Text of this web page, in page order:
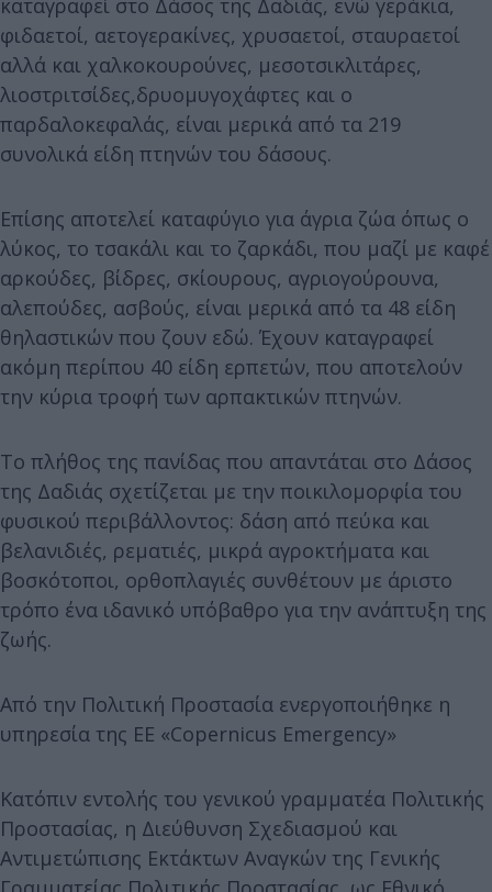
καταγραφεί στο Δάσος της Δαδιάς, ενώ γεράκια,
φιδαετοί, αετογερακίνες, χρυσαετοί, σταυραετοί
αλλά και χαλκοκουρούνες, μεσοτσικλιτάρες,
λιοστριτσίδες,δρυομυγοχάφτες και ο
παρδαλοκεφαλάς, είναι μερικά από τα 219
συνολικά είδη πτηνών του δάσους.
Επίσης αποτελεί καταφύγιο για άγρια ζώα όπως ο
λύκος, το τσακάλι και το ζαρκάδι, που μαζί με καφέ
αρκούδες, βίδρες, σκίουρους, αγριογούρουνα,
αλεπούδες, ασβούς, είναι μερικά από τα 48 είδη
θηλαστικών που ζουν εδώ. Έχουν καταγραφεί
ακόμη περίπου 40 είδη ερπετών, που αποτελούν
την κύρια τροφή των αρπακτικών πτηνών.
Το πλήθος της πανίδας που απαντάται στο Δάσος
της Δαδιάς σχετίζεται με την ποικιλομορφία του
φυσικού περιβάλλοντος: δάση από πεύκα και
βελανιδιές, ρεματιές, μικρά αγροκτήματα και
βοσκότοποι, ορθοπλαγιές συνθέτουν με άριστο
τρόπο ένα ιδανικό υπόβαθρο για την ανάπτυξη της
ζωής.
Από την Πολιτική Προστασία ενεργοποιήθηκε η
υπηρεσία της ΕΕ «Copernicus Emergency»
Κατόπιν εντολής του γενικού γραμματέα Πολιτικής
Προστασίας, η Διεύθυνση Σχεδιασμού και
Αντιμετώπισης Εκτάκτων Αναγκών της Γενικής